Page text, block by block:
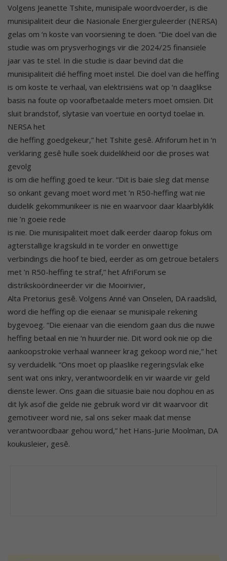
Volgens Jeanette Tshite, munisipale woordvoerder, is die
munisipaliteit deur die Nasionale Energierguleerder (NERSA)
gelas om ‘n koste van voorsiening te doen. “Die doel van die
studie was om prysverhogings vir die 2024/25 finansiële
jaar vas te stel. In die studie is daar bevind dat die
munisipaliteit dié heffing moet instel. Die doel van die heffing
is om koste te verhaal, van elektrisiëns wat op ‘n daaglikse
basis na foute op voorafbetaalde meters moet omsien. Dit
sluit brandstof, slytasie van voertuie en oortyd toelae in.
NERSA het
die heffing goedgekeur,” het Tshite gesê. Afriforum het in ‘n
verklaring gesê hulle soek duidelikheid oor die proses wat
gevolg
is om die heffing goed te keur. “Dit is baie sleg dat mense
so onkant gevang moet word met ’n R50-heffing wat nie
duidelik gekommunikeer is nie en waarvoor daar klaarblyklik
nie ’n goeie rede
is nie. Die munisipaliteit moet dalk eerder daarop fokus om
agterstallige kragskuld in te vorder en onwettige
verbindings die hoof te bied, eerder as om getroue betalers
met ’n R50-heffing te straf,” het AfriForum se
distrikskoördineerder vir die Mooirivier,
Alta Pretorius gesê. Volgens Anné van Onselen, DA raadslid,
word die heffing op die eienaar se munisipale rekening
bygevoeg. “Die eienaar van die eiendom gaan dus die nuwe
heffing betaal en nie ‘n huurder nie. Dit word ook nie op die
aankoopstrokie verhaal wanneer krag gekoop word nie,” het
sy verduidelik. “Ons moet op plaaslike regeringsvlak elke
sent wat ons inkry, verantwoordelik en vir waarde vir geld
dienste lewer. Ons gaan die situasie baie nou dophou en as
dit lyk asof die gelde nie gebruik word vir dit waarvoor dit
gemotiveer word nie, sal ons seker maak dat mense
verantwoordbaar gehou word,” het Hans-Jurie Moolman, DA
koukusleier, gesê.